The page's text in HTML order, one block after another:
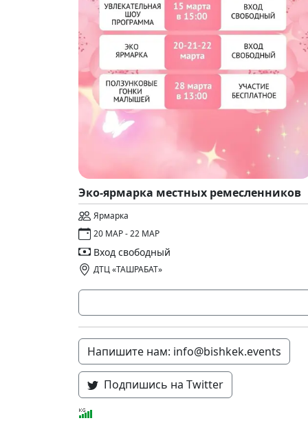
Эко-ярмарка местных ремесленников
Ярмарка
20 МАР - 22 МАР
Вход свободный
ДТЦ «ТАШРАБАТ»
Напишите нам: info@bishkek.events
Подпишись на Twitter